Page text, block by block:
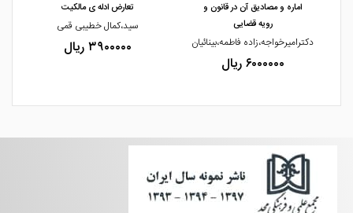
اماره و مصادیق آن در قانون و
رویه قضایی
دکترامیرخواجه،زاده فاطمه،بینائیان
۶۰۰۰۰۰۰ ریال
تعارض ادله ی مالکیت
سید،کمال خطیبی قمی
۳۹۰۰۰۰۰ ریال